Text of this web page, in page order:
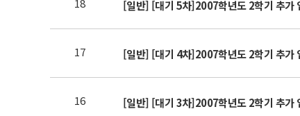
18 [일반] [대기 5차]2007학년도 2학기 추가
17 [일반] [대기 4차]2007학년도 2학기 추가
16 [일반] [대기 3차]2007학년도 2학기 추가